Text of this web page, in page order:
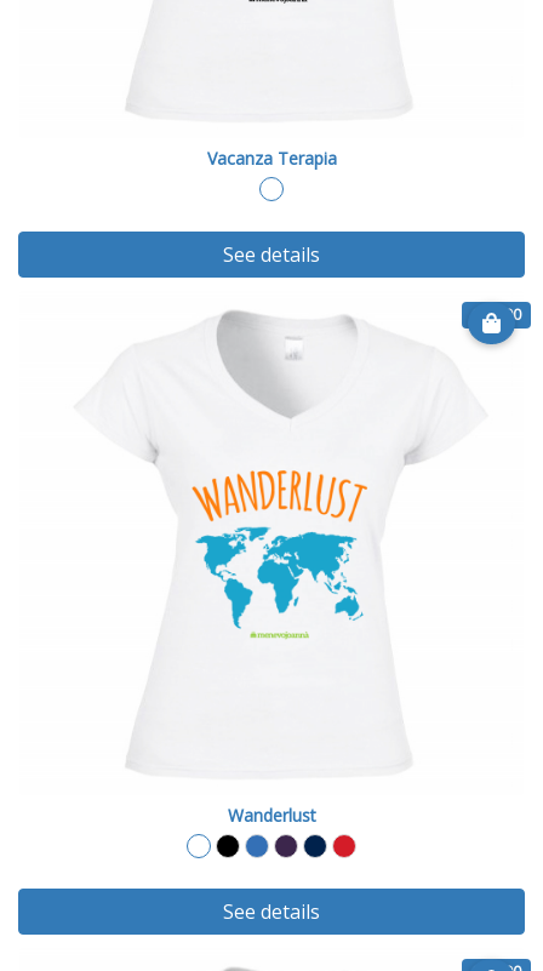
Vacanza Terapia
See details
€ 20.90
Wanderlust
See details